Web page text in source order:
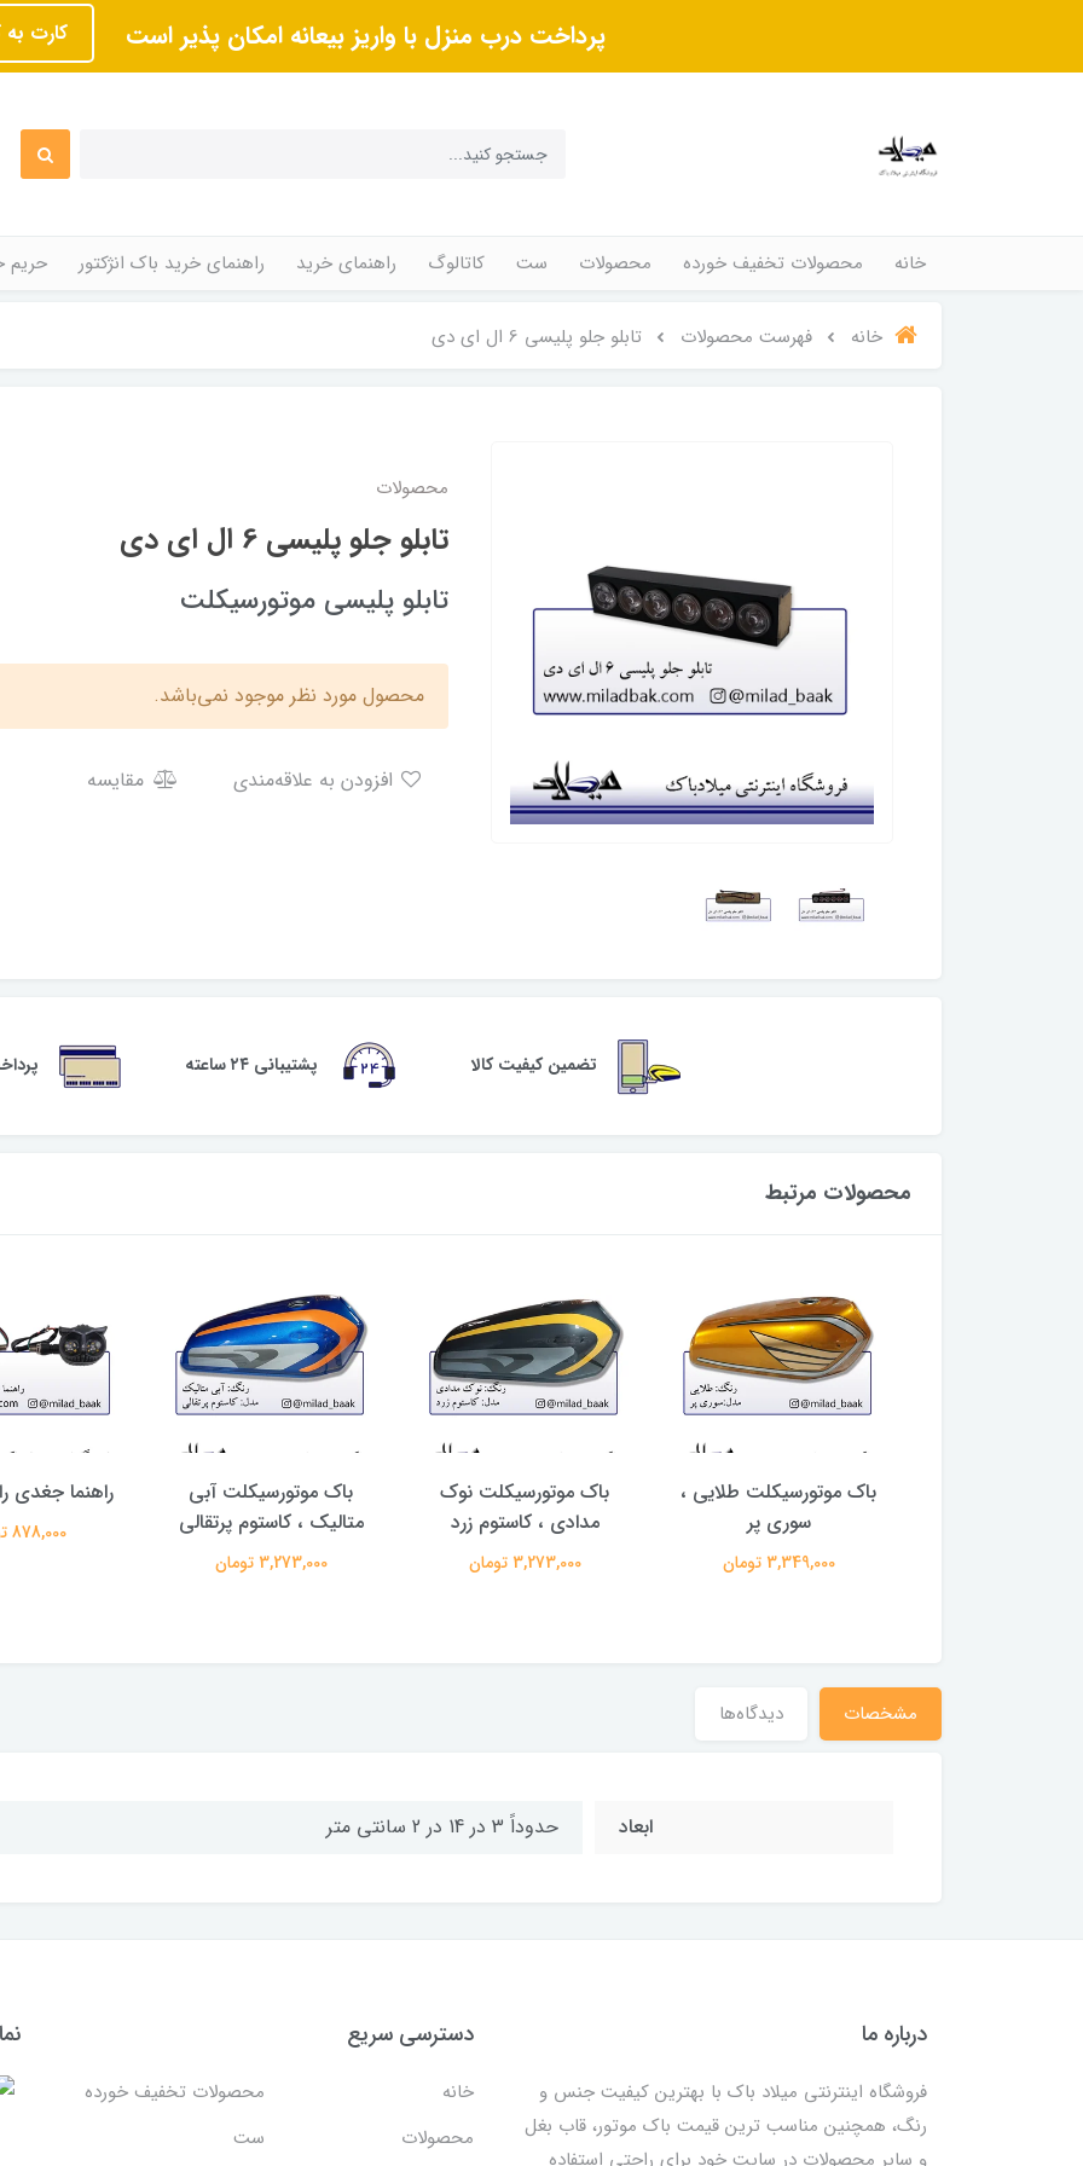
پرداخت درب منزل با واریز بیعانه امکان پذیر است کارت به
خانه محصولات تخفیف خورده محصولات ست کاتالوگ راهنمای خرید راهنمای خرید باک انژکتور
خانه فهرست محصولات تابلو جلو پلیسی 6 ال ای دی
محصولات
تابلو جلو پلیسی 6 ال ای دی
تابلو پلیسی موتورسیکلت
محصول مورد نظر موجود نمی‌باشد.
مقایسه
تضمین کیفیت کالا پشتیبانی ۲۴ ساعته
محصولات مرتبط
باک موتورسیکلت طلایی ،
سوری پر
3,349,000 تومان
باک موتورسیکلت نوک
مدادی ، کاستوم زرد
3,273,000 تومان
باک موتورسیکلت آبی
متالیک ، کاستوم پرتقالی
3,273,000 تومان
راهنما جغدی
878,000 تومان
مشخصات دیدگاه‌ها
ابعاد حدوداً 3 در 14 در 2 سانتی متر
درباره ما
فروشگاه اینترنتی میلاد باک با بهترین کیفیت جنس و
رنگ، همچنین مناسب ترین قیمت باک موتور، قاب بغل
و سایر محصولات در سایت خود برای راحتی استفاده
دسترسی سریع
خانه
محصولات تخفیف خورده
محصولات
ست